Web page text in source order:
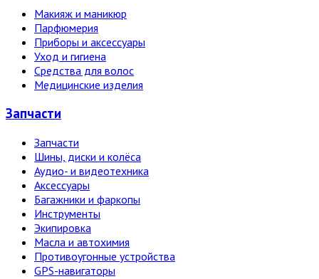
Макияж и маникюр
Парфюмерия
Приборы и аксессуары
Уход и гигиена
Средства для волос
Медицинские изделия
Запчасти
Запчасти
Шины, диски и колёса
Аудио- и видеотехника
Аксессуары
Багажники и фаркопы
Инструменты
Экипировка
Масла и автохимия
Противоугонные устройства
GPS-навигаторы